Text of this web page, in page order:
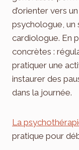
d’orienter vers
psychologue, un
cardiologue. En
concrètes :
pratiquer une
instaurer des
dans la journée.
La
pratique pour